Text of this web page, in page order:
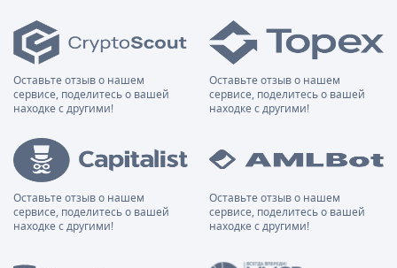
Оставьте отзыв о нашем
сервисе, поделитесь о вашей
находке с другими!
Оставьте отзыв о нашем
сервисе, поделитесь о вашей
находке с другими!
Оставьте отзыв о нашем
сервисе, поделитесь о вашей
находке с другими!
Оставьте отзыв о нашем
сервисе, поделитесь о вашей
находке с другими!